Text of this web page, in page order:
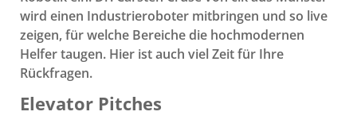
wird einen Industrieroboter mitbringen und so live
zeigen, für welche Bereiche die hochmodernen
Helfer taugen. Hier ist auch viel Zeit für Ihre
Rückfragen.
Elevator Pitches